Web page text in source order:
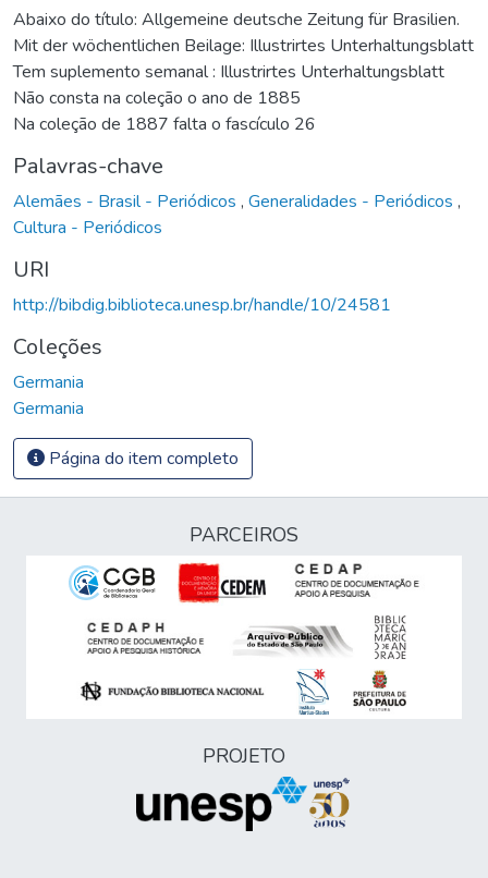
Abaixo do título: Allgemeine deutsche Zeitung für Brasilien.
Mit der wöchentlichen Beilage: Illustrirtes Unterhaltungsblatt
Tem suplemento semanal : Illustrirtes Unterhaltungsblatt
Não consta na coleção o ano de 1885
Na coleção de 1887 falta o fascículo 26
Palavras-chave
Alemães - Brasil - Periódicos , Generalidades - Periódicos ,
Cultura - Periódicos
URI
http://bibdig.biblioteca.unesp.br/handle/10/24581
Coleções
Germania
Germania
Página do item completo
PARCEIROS
PROJETO